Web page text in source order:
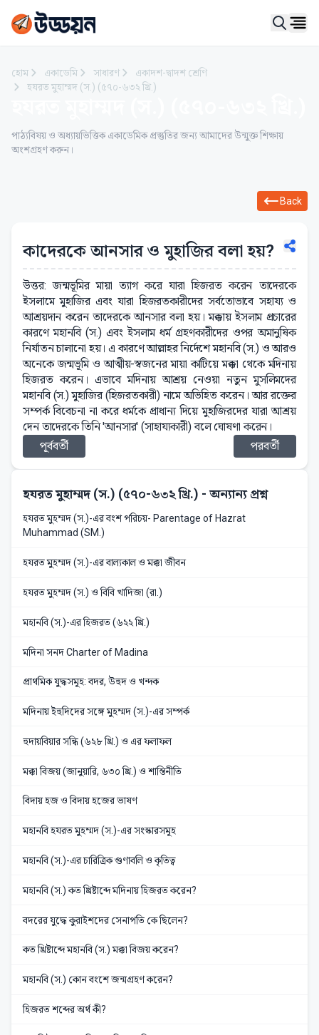
হোম একাডেমি সাধারণ
একাদশ-দ্বাদশ শ্রেণি
হযরত মুহাম্মদ (স.) (৫৭০-৬৩২ খ্রি.)
পাঠ্যবিষয় ও অধ্যায়ভিত্তিক একাডেমিক প্রস্তুতির জন্য আমাদের উন্মুক্ত শিক্ষায়
অংশগ্রহণ করুন।
Back
কাদেরকে আনসার ও মুহাজির বলা হয়?
উত্তর: জন্মভূমির মায়া ত্যাগ করে যারা হিজরত করেন তাদেরকে
ইসলামে মুহাজির এবং যারা হিজরতকারীদের সর্বতোভাবে সহায্য ও
আশ্রয়দান করেন তাদেরকে আনসার বলা হয়। মক্কায় ইসলাম প্রচারের
কারণে মহানবি (স.) এবং ইসলাম ধর্ম গ্রহণকারীদের ওপর অমানুষিক
নির্যাতন চালানো হয়। এ কারণে আল্লাহর নির্দেশে মহানবি (স.) ও আরও
অনেকে জন্মভূমি ও আত্মীয়-স্বজনের মায়া কাটিয়ে মক্কা থেকে মদিনায়
হিজরত করেন। এভাবে মদিনায় আশ্রয় নেওয়া নতুন মুসলিমদের
মহানবি (স.) মুহাজির (হিজরতকারী) নামে অভিহিত করেন। আর রক্তের
সম্পর্ক বিবেচনা না করে ধর্মকে প্রাধান্য দিয়ে মুহাজিরদের যারা আশ্রয়
দেন তাদেরকে তিনি 'আনসার' (সাহায্যকারী) বলে ঘোষণা করেন।
পূর্ববর্তী
পরবর্তী
হযরত মুহাম্মদ (স.) (৫৭০-৬৩২ খ্রি.) - অন্যান্য প্রশ্ন
হযরত মুহম্মদ (স.)-এর বংশ পরিচয়- Parentage of Hazrat
Muhammad (SM.)
হযরত মুহম্মদ (স.)-এর বাল্যকাল ও মক্কা জীবন
হযরত মুহম্মদ (স.) ও বিবি খাদিজা (রা.)
মহানবি (স.)-এর হিজরত (৬২২ খ্রি.)
মদিনা সনদ Charter of Madina
প্রাথমিক যুদ্ধসমূহ: বদর, উহুদ ও খন্দক
মদিনায় ইহুদিদের সঙ্গে মুহম্মদ (স.)-এর সম্পর্ক
হুদায়বিয়ার সন্ধি (৬২৮ খ্রি.) ও এর ফলাফল
মক্কা বিজয় (জানুয়ারি, ৬৩০ খ্রি.) ও শান্তিনীতি
বিদায় হজ ও বিদায় হজের ভাষণ
মহানবি হযরত মুহম্মদ (স.)-এর সংস্কারসমূহ
মহানবি (স.)-এর চারিত্রিক গুণাবলি ও কৃতিত্ব
মহানবি (স.) কত খ্রিষ্টাব্দে মদিনায় হিজরত করেন?
বদরের যুদ্ধে কুরাইশদের সেনাপতি কে ছিলেন?
কত খ্রিষ্টাব্দে মহানবি (স.) মক্কা বিজয় করেন?
মহানবি (স.) কোন বংশে জন্মগ্রহণ করেন?
হিজরত শব্দের অর্থ কী?